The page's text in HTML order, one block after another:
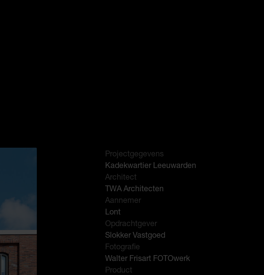
Projectgegevens
Kadekwartier Leeuwarden
Architect
TWA Architecten
Aannemer
Lont
Opdrachtgever
Slokker Vastgoed
Fotografie
Walter Frisart FOTOwerk
Product